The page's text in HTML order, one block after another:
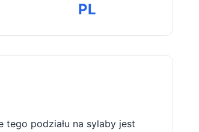
PL
tego podziału na sylaby jest